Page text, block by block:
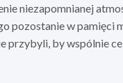
niezapomnianej
pozostanie w pamięci
przybyli, by wspólnie